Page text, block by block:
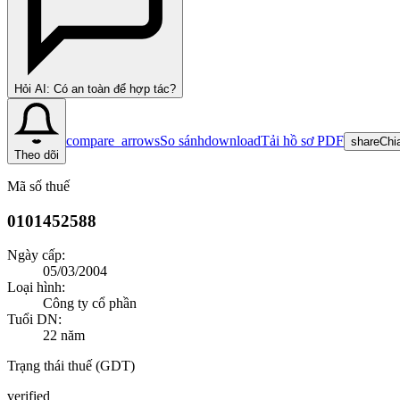
Hỏi AI: Có an toàn để hợp tác?
Theo dõi
compare_arrowsSo sánhdownloadTải hồ sơ PDF share
Mã số thuế
0101452588
Ngày cấp:
05/03/2004
Loại hình:
Công ty cổ phần
Tuổi DN:
22 năm
Trạng thái thuế (GDT)
verified